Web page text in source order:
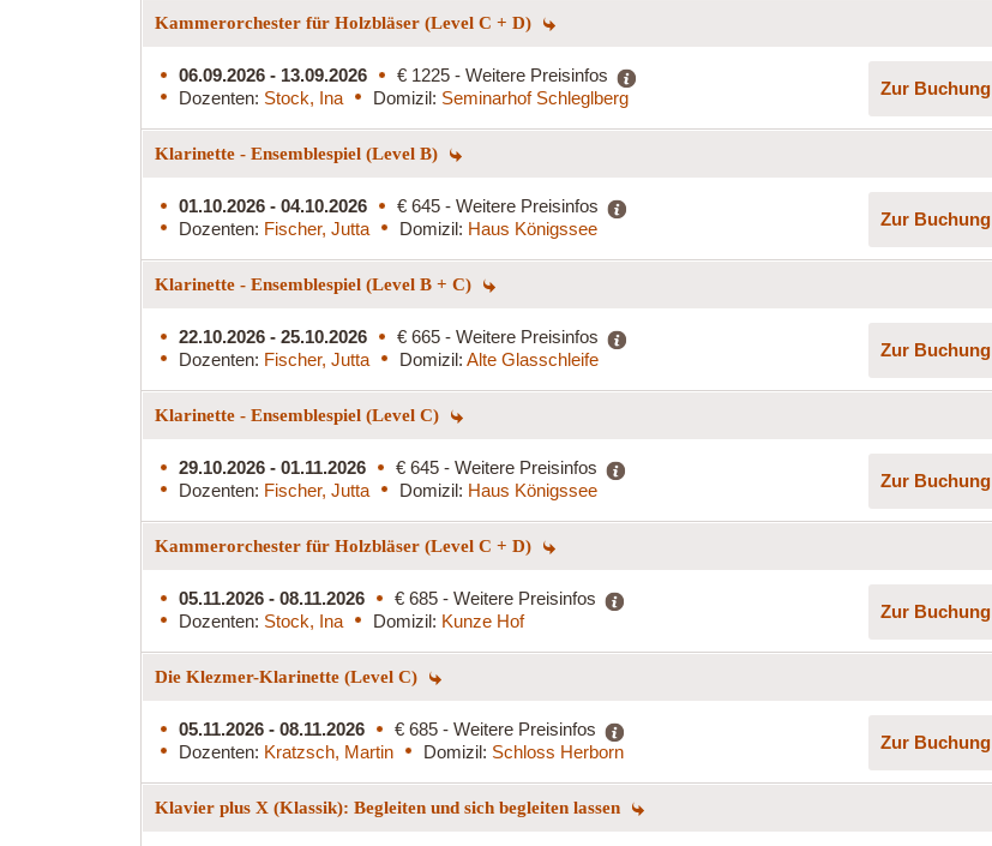
Kammerorchester für Holzbläser (Level C + D)
06.09.2026 - 13.09.2026
€ 1225 - Weitere Preisinfos
Dozenten: Stock, Ina Domizil: Seminarhof Schleglberg Zur Buchung
Klarinette - Ensemblespiel (Level B)
01.10.2026 - 04.10.2026
€ 645 - Weitere Preisinfos
Dozenten: Fischer, Jutta Domizil: Haus Königssee Zur Buchung
Klarinette - Ensemblespiel (Level B + C)
22.10.2026 - 25.10.2026
€ 665 - Weitere Preisinfos
Dozenten: Fischer, Jutta Domizil: Alte Glasschleife Zur Buchung
Klarinette - Ensemblespiel (Level C)
29.10.2026 - 01.11.2026
€ 645 - Weitere Preisinfos
Dozenten: Fischer, Jutta Domizil: Haus Königssee Zur Buchung
Kammerorchester für Holzbläser (Level C + D)
05.11.2026 - 08.11.2026
€ 685 - Weitere Preisinfos
Dozenten: Stock, Ina Domizil: Kunze Hof Zur Buchung
Die Klezmer-Klarinette (Level C)
05.11.2026 - 08.11.2026
€ 685 - Weitere Preisinfos
Dozenten: Kratzsch, Martin Domizil: Schloss Herborn Zur Buchung
Klavier plus X (Klassik): Begleiten und sich begleiten lassen